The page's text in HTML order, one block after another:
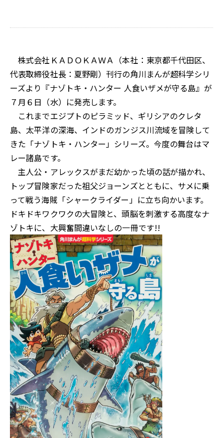
株式会社ＫＡＤＯＫＡＷＡ（本社：東京都千代田区、
代表取締役社長：夏野剛）刊行の角川まんが超科学シリ
ーズより『ナゾトキ・ハンター 人食いザメが守る島』が
７月６日（水）に発売します。
これまでエジプトのピラミッド、ギリシアのクレタ
島、太平洋の深海、インドのガンジス川流域を冒険して
きた「ナゾトキ・ハンター」シリーズ。今度の舞台はマ
レー諸島です。
主人公・アレックスがまだ幼かった頃の話が描かれ、
トップ冒険家だった祖父ジョーンズとともに、サメに乗
って戦う海賊「シャークライダー」に立ち向かいます。
ドキドキワクワクの大冒険と、頭脳を刺激する高度なナ
ゾトキに、大興奮間違いなしの一冊です!!